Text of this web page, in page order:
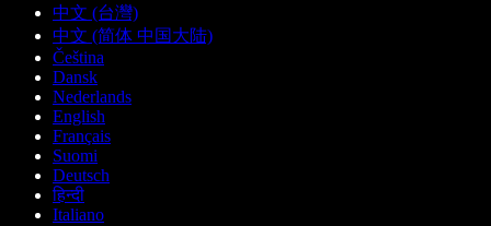
中文 (台灣)
中文 (简体 中国大陆)
Čeština
Dansk
Nederlands
English
Français
Suomi
Deutsch
हिन्दी
Italiano